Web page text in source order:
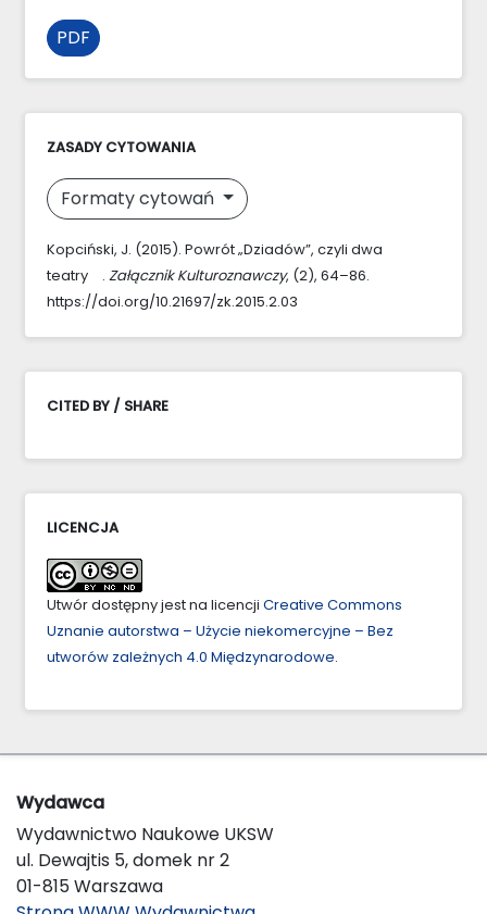
PDF
ZASADY CYTOWANIA
Formaty cytowań
Kopciński, J. (2015). Powrót „Dziadów”, czyli dwa
teatry . Załącznik Kulturoznawczy, (2), 64–86.
https://doi.org/10.21697/zk.2015.2.03
CITED BY / SHARE
LICENCJA
Utwór dostępny jest na licencji Creative Commons
Uznanie autorstwa – Użycie niekomercyjne – Bez
utworów zależnych 4.0 Międzynarodowe.
Wydawca
Wydawnictwo Naukowe UKSW
ul. Dewajtis 5, domek nr 2
01-815 Warszawa